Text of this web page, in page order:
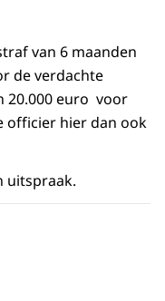
van 6 maanden
de verdachte
20.000 euro voor
officier hier dan ook
uitspraak.